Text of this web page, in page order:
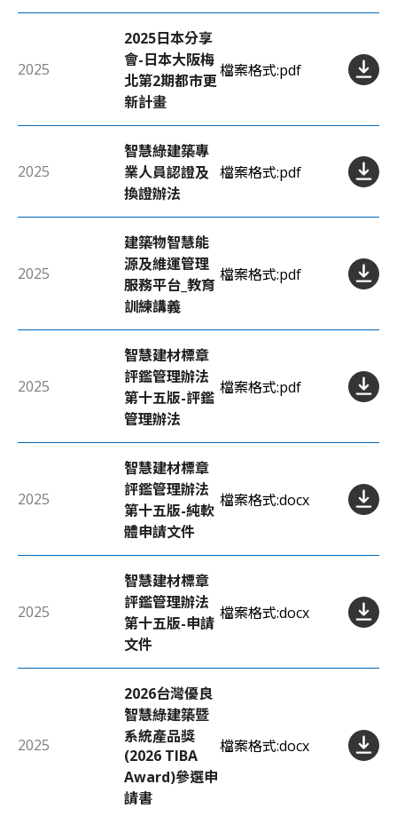
2025
2025日本分享
會-日本大阪梅
北第2期都市更
新計畫
檔案格式:pdf
2025
智慧綠建築專
業人員認證及
換證辦法
檔案格式:pdf
2025
建築物智慧能
源及維運管理
服務平台_教育
訓練講義
檔案格式:pdf
2025
智慧建材標章
評鑑管理辦法
第十五版-評鑑
管理辦法
檔案格式:pdf
2025
智慧建材標章
評鑑管理辦法
第十五版-純軟
體申請文件
檔案格式:docx
2025
智慧建材標章
評鑑管理辦法
第十五版-申請
文件
檔案格式:docx
2025
2026台灣優良
智慧綠建築暨
系統產品獎
(2026 TIBA
Award)參選申
請書
檔案格式:docx